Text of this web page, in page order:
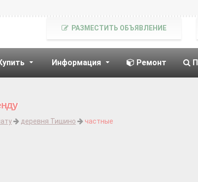
Информация Ремонт
РАЗМЕСТИТЬ ОБЪЯВЛЕНИЕ
деревня Тишино
частные